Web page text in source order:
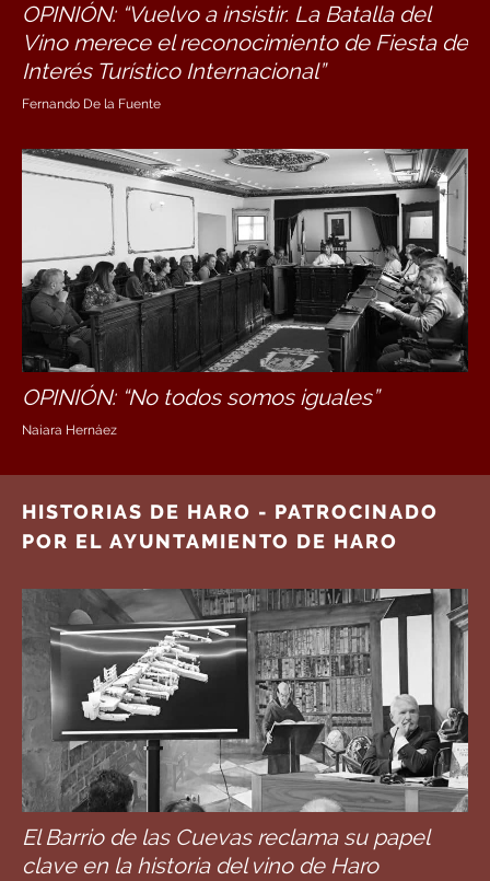
OPINIÓN: “Vuelvo a insistir. La Batalla del
Vino merece el reconocimiento de Fiesta de
Interés Turístico Internacional”
Fernando De la Fuente
OPINIÓN: “No todos somos iguales”
Naiara Hernáez
HISTORIAS DE HARO - PATROCINADO
POR EL AYUNTAMIENTO DE HARO
El Barrio de las Cuevas reclama su papel
clave en la historia del vino de Haro